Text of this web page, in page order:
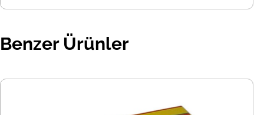
Benzer Ürünler